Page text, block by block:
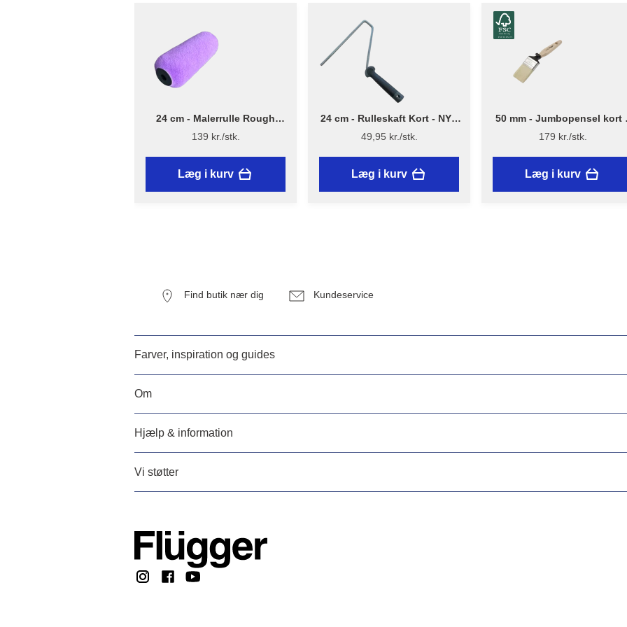
24 cm - Malerrulle Rough
Quick – Flügger Excellence
139 kr./stk.
Læg i kurv
24 cm - Rulleskaft Kort - NYT
DESIGN - Flügger
49,95 kr./stk.
Læg i kurv
50 mm - Jumbopensel kort
Flügger Excellence Series
179 kr./stk.
Læg i kurv
Find butik nær dig Kundeservice
Farver, inspiration og guides
Om
Hjælp & information
Vi støtter